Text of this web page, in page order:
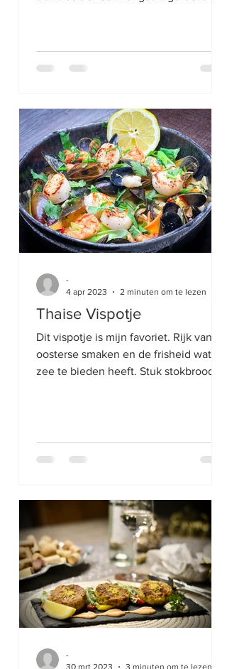
Thaise Vispotje
Dit vispotje is mijn favoriet. Rijk van
oosterse smaken en de frisheid wat de
zee te bieden heeft. Stuk stokbrood
-
4 apr 2023
2 minuten om te lezen
-
30 mrt 2023
3 minuten om te lezen